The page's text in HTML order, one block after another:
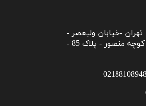
02188108948
تهران -خیابان ولیعصر -
ابتدای خیابان مطهری - کوچه منصور - پلاک 85 -